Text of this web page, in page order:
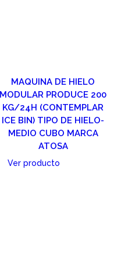
MAQUINA DE HIELO
MODULAR PRODUCE 200
KG/24H (CONTEMPLAR
ICE BIN) TIPO DE HIELO-
MEDIO CUBO MARCA
ATOSA
Ver producto